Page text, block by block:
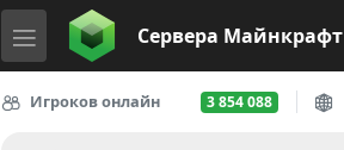
Сервера Майнкрафт
Игроков онлайн 3 854 088